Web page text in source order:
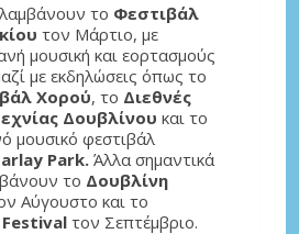
το Φεστιβάλ
τον Μάρτιο, με
μουσική και εορτασμούς
με εκδηλώσεις όπως το
Χορού, το Διεθνές
Δουβλίνου και το
μουσικό φεστιβάλ
Park. Άλλα σημαντικά
το Δουβλίνη
Αύγουστο και το
τον Σεπτέμβριο.